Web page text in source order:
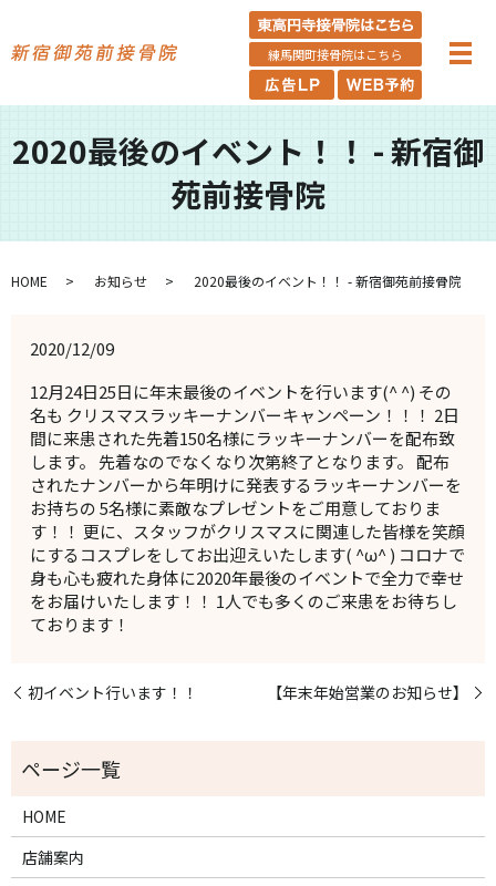
練馬関町接骨院はこちら
2020最後のイベント！！ - 新宿御
苑前接骨院
HOME お知らせ 2020最後のイベント！！ - 新宿御苑前接骨院
2020/12/09
12月24日25日に年末最後のイベントを行います(^ ^) その
名も クリスマスラッキーナンバーキャンペーン！！！ 2日
間に来患された先着150名様にラッキーナンバーを配布致
します。 先着なのでなくなり次第終了となります。 配布
されたナンバーから年明けに発表するラッキーナンバーを
お持ちの 5名様に素敵なプレゼントをご用意しておりま
す！！ 更に、スタッフがクリスマスに関連した皆様を笑顔
にするコスプレをしてお出迎えいたします( ^ω^ ) コロナで
身も心も疲れた身体に2020年最後のイベントで全力で幸せ
をお届けいたします！！ 1人でも多くのご来患をお待ちし
ております！
初イベント行います！！ 【年末年始営業のお知らせ】
HOME
店舗案内